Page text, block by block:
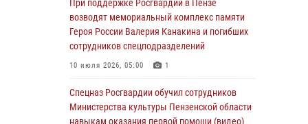
03 августа 2026, 07:14 1
В Пензе сотрудники Росгвардии задержали
мужчину, который криками и нецензурной
бранью напугал жильцов многоквартирного
03 августа 2026, 05:59
При поддержке Росгвардии в Пензе
возводят мемориальный комплекс памяти
Героя России Валерия Канакина и погибших
сотрудников спецподразделений
10 июля 2026, 05:00 1
Спецназ Росгвардии обучил сотрудников
Министерства культуры Пензенской области
навыкам оказания первой помощи (видео)